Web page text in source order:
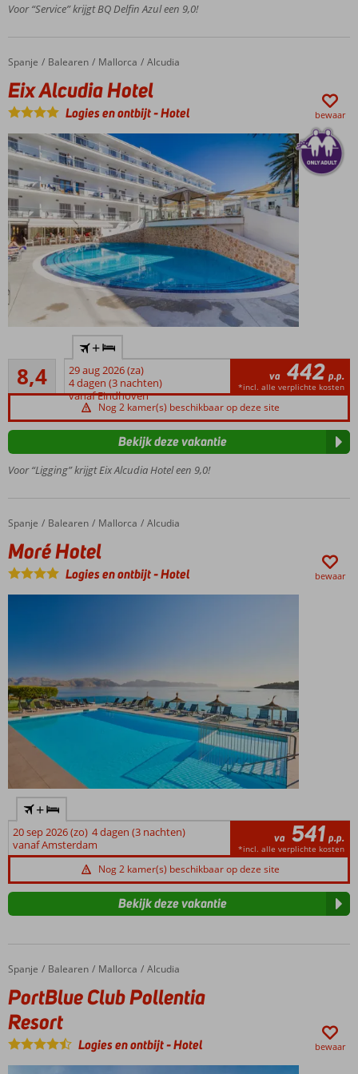
meter
strand
Entertainment
voor jong en
oud
Voor “Service” krijgt BQ Delfin Azul een 9,0!
Home
Spanje Balearen Mallorca Alcudia
Eix Alcudia Hotel
Eix Alcudia Hotel
Logies en ontbijt-Hotel bewaar
min.
leeftijd
18 jaar
Op
loopafstand
van het
strand
Spa
Center
ook
mogelijk
8,4
Zeer goed
26
beoordelingen
+
29 aug 2026 (za)
4 dagen (3 nachten)
vanaf Eindhoven
va 442 p.p.
*incl. alle verplichte kosten
Nog 2 kamer(s) beschikbaar op deze site
Voor “Ligging” krijgt Eix Alcudia Hotel een 9,0!
Bekijk deze vakantie
Home
Spanje Balearen Mallorca Alcudia
Moré Hotel
Moré Hotel
Logies en ontbijt-Hotel bewaar
+
20 sep 2026 (zo) 4 dagen (3 nachten)
vanaf Amsterdam
va 541 p.p.
*incl. alle verplichte kosten
Nog 2 kamer(s) beschikbaar op deze site
Bekijk deze vakantie
Home
Spanje Balearen Mallorca Alcudia
PortBlue Club Pollentia Resort
PortBlue Club Pollentia
Resort
Logies en ontbijt-Hotel bewaar